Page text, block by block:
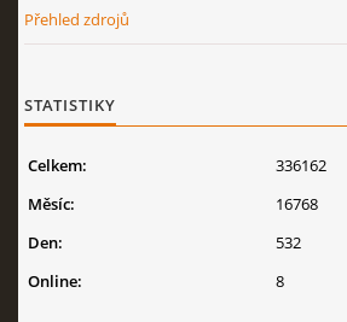
Přehled zdrojů
STATISTIKY
Online: 8
Celkem:
336162
Měsíc:
16768
Den:
532